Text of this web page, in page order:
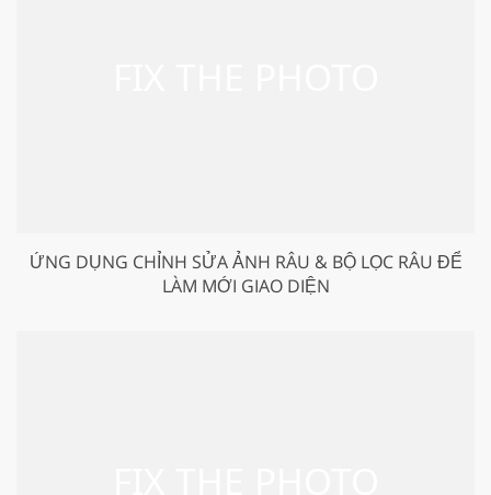
ỨNG DỤNG CHỈNH SỬA ẢNH RÂU & BỘ LỌC RÂU ĐỂ
LÀM MỚI GIAO DIỆN